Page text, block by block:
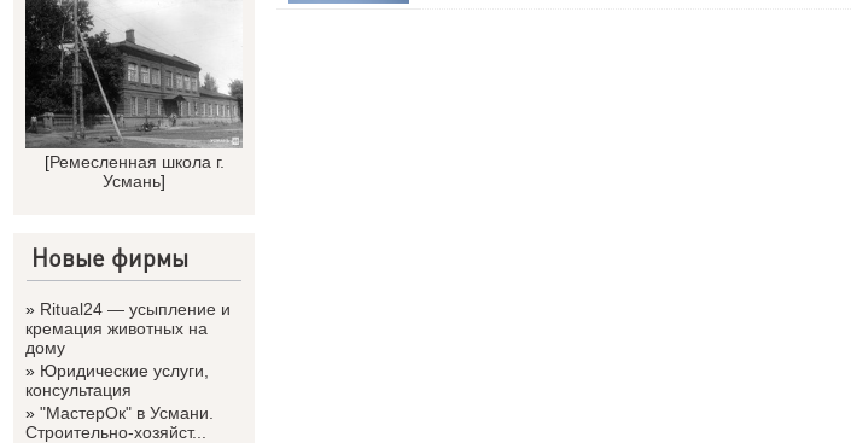
[Ремесленная школа г.
Усмань]
Новые фирмы
» Ritual24 — усыпление и
кремация животных на
дому
» Юридические услуги,
консультация
» "МастерОк" в Усмани.
Строительно-хозяйст...